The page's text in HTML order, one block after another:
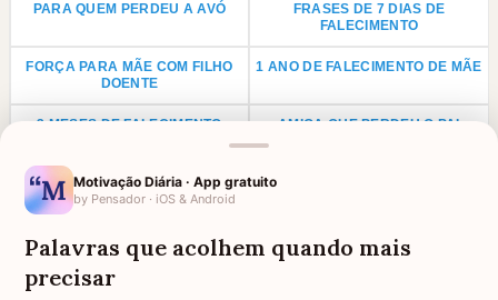
PARA QUEM PERDEU A AVÓ
FRASES DE 7 DIAS DE
FALECIMENTO
FORÇA PARA MÃE COM FILHO
DOENTE
1 ANO DE FALECIMENTO DE MÃE
3 MESES DE FALECIMENTO AMIGA QUE PERDEU O PAI
CONFORTO POR DOENÇA NA
FAMÍLIA
FALECIDA
LUTO POR UMA CRIANÇA
Motivação Diária · App gratuito
by Pensador · iOS & Android
Palavras que acolhem quando mais
precisar